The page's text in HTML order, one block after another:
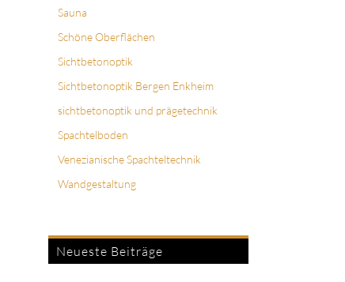
Sauna
Schöne Oberflächen
Sichtbetonoptik
Sichtbetonoptik Bergen Enkheim
sichtbetonoptik und prägetechnik
Spachtelboden
Venezianische Spachteltechnik
Wandgestaltung
Neueste Beiträge